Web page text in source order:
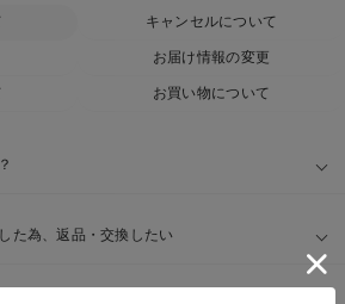
キャンセルについて
お届け情報の変更
お買い物について
た為、返品・交換したい